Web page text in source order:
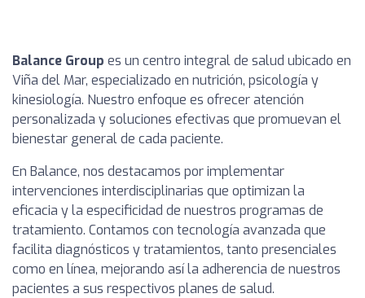
Balance Group es un centro integral de salud ubicado en
Viña del Mar, especializado en nutrición, psicología y
kinesiología. Nuestro enfoque es ofrecer atención
personalizada y soluciones efectivas que promuevan el
bienestar general de cada paciente.
En Balance, nos destacamos por implementar
intervenciones interdisciplinarias que optimizan la
eficacia y la especificidad de nuestros programas de
tratamiento. Contamos con tecnología avanzada que
facilita diagnósticos y tratamientos, tanto presenciales
como en línea, mejorando así la adherencia de nuestros
pacientes a sus respectivos planes de salud.